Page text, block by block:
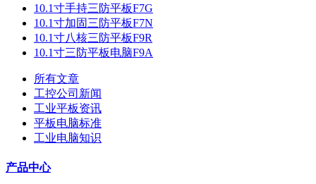
10.1寸手持三防平板F7G
10.1寸加固三防平板F7N
10.1寸八核三防平板F9R
10.1寸三防平板电脑F9A
所有文章
工控公司新闻
工业平板资讯
平板电脑标准
工业电脑知识
产品中心